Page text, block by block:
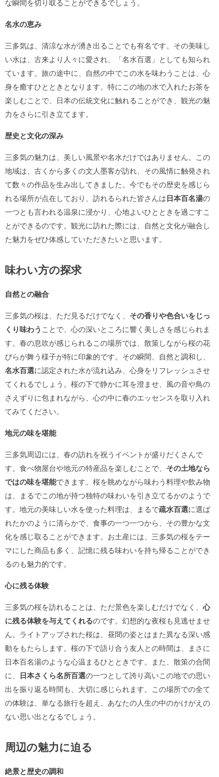
な瞬間を切り取ることができるでしょう。
名水の恵み
三多気は、清涼な水が湧き出ることでも有名です。その美味し
い水は、古来より人々に愛され、「名水百選」としても知られ
ています。旅の途中に、自然の中でこの水を味わうことは、心
身を癒すひとときとなります。特にこの地の水で入れたお茶を
楽しむことで、日本の伝統文化に触れることができ、観光の魅
力をさらに引き立てます。
歴史と文化の深み
三多気の魅力は、美しい風景や名水だけではありません。この
地域は、古くから多くの文人墨客が訪れ、その風情に触発され
て数々の作品を生み出してきました。今でもその歴史を感じら
れる場所が点在しており、訪れるられた皆さんは日本百名湯の
一つとも言われる温泉に浸かり、心地よいひとときを過ごすこ
とができるのです。観光に訪れた際には、自然と文化が融合し
た魅力をぜひ体感していただきたいと思います。
味わい方の探求
自然との融合
三多気の桜は、ただ見るだけでなく、 その香りや色合いをじっ
くり味わう ことで、心の深いところに響く美しさを感じられま
す。春の息吹が感じられるこの場所では、散策しながら桜の花
びらが舞う様子が特に印象的です。その瞬間、自然と調和し、
名水百選に認定された水が流れ込み、心身をリフレッシュさせ
てくれるでしょう。桜の下で静かに耳を澄ませ、風の音や鳥の
さえずりに包まれながら、心の中に春のエッセンスを取り入れ
てみてください。
地元の味を堪能
三多気周辺には、春の訪れを祝うイベントが盛りだくさんで
す。食べ物屋台や地元の特産品を楽しむことで、 その土地なら
ではの味を堪能できます。桜を眺めながら味わう料理や飲み物
は、まるでこの地が持つ独特の味わいを引き立てるかのようで
す。地元の美味しい水を使った料理は、まるで疏水百選に選ば
れたかのように清らかで、食事の一つ一つから、その豊かな文
化を感じ取ることができます。お土産には、三多気の桜をテー
マにした商品も多く、記憶に残る味わいを持ち帰ることができ
るのも魅力的です。
心に残る体験
三多気の桜を訪れることは、ただ景色を楽しむだけでなく、心
に残る体験を与えてくれるのです。幻想的な夜桜も見逃せませ
ん。ライトアップされた桜は、昼間の姿とはまた異なる深い感
動をもたらします。桜の下で語り合う友人との時間は、まさに
日本百名湯のような心温まるひとときです。また、散策の合間
に、 日本さくら名所百選の一つとして誇り高いこの地での思い
出を振り返る時間も、大切に感じられます。この場所での全て
の体験は、単なる旅行を超え、あなたの人生の中のかけがえの
ない思い出となるでしょう。
周辺の魅力に迫る
絶景と歴史の調和